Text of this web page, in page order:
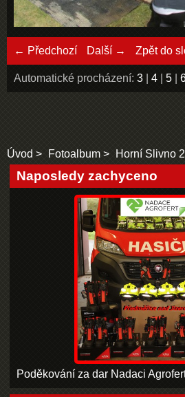
← Předchozí Další → Zpět do
Automatické procházení: 3 4 5
Úvod Fotoalbum Horní­ Slivno
Naposledy zachyceno
Poděkování za dar Nadaci